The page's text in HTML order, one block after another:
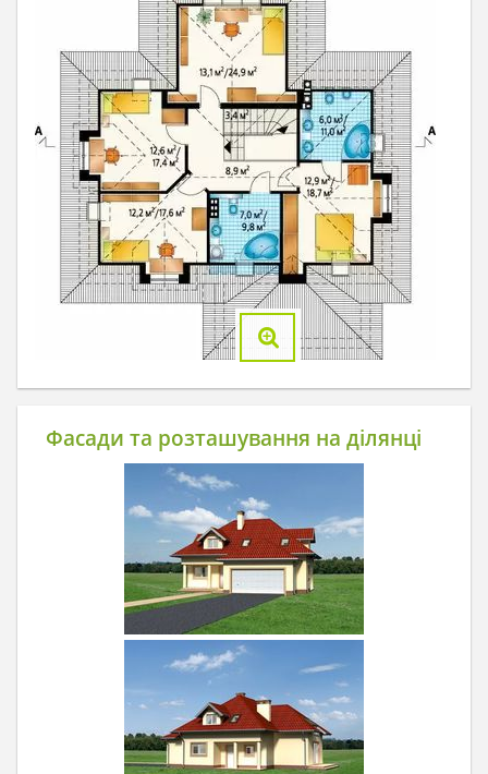
Фасади та розташування на ділянці